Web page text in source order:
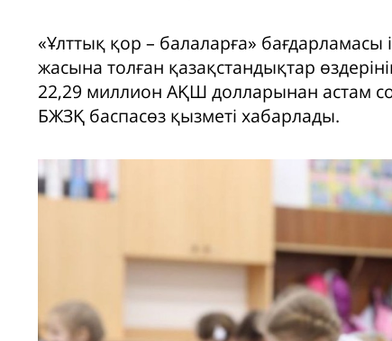
«Ұлттық қор – балаларға» бағдарламасы
жасына толған қазақстандықтар
22,29 миллион АҚШ долларынан астам
БЖЗҚ баспасөз қызметі хабарлады.